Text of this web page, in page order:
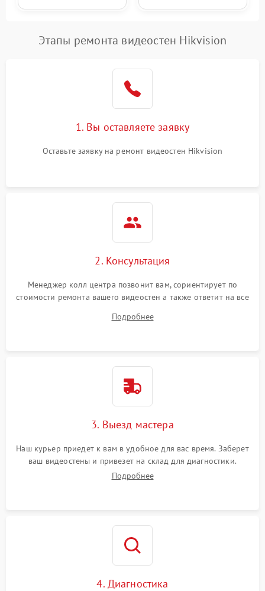
Этапы ремонта видеостен Hikvision
1. Вы оставляете заявку
Оставьте заявку на ремонт видеостен Hikvision
2. Консультация
Менеджер колл центра позвонит вам, сориентирует по
стоимости ремонта вашего видеостен а также ответит на все
Подробнее
3. Выезд мастера
Наш курьер приедет к вам в удобное для вас время. Заберет
ваш видеостены и привезет на склад для диагностики.
Подробнее
4. Диагностика